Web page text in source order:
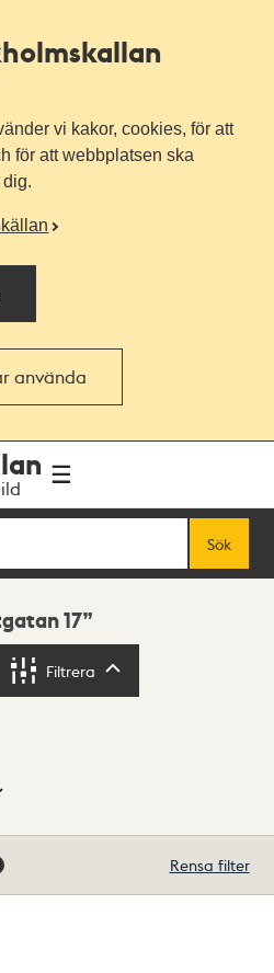
vi kakor, cookies, för att
för att webbplatsen ska
använda
Sök
17
Filtrera
Rensa filter